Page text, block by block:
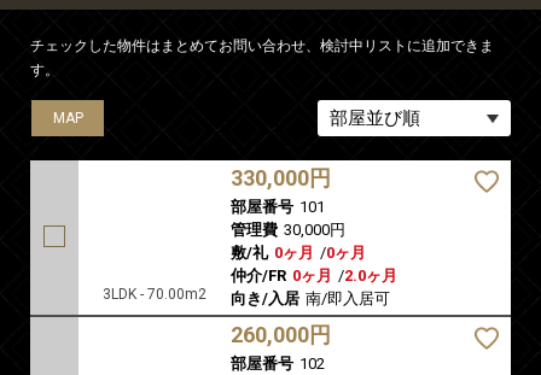
チェックした物件はまとめてお問い合わせ、検討中リストに追加できま
す。
MAP
3LDK - 70.00m2
330,000円
部屋番号 101
管理費 30,000円
敷/礼 0ヶ月 /0ヶ月
仲介/FR 0ヶ月 /2.0ヶ月
向き/入居 南/即入居可
MAP
260,000円
部屋番号 102
MAP
MAP
MAP
MAP
MAP
MAP
MAP
MAP
MAP
MAP
MAP
MAP
MAP
MAP
MAP
MAP
MAP
MAP
MAP
MAP
MAP
MAP
MAP
MAP
MAP
MAP
MAP
MAP
MAP
MAP
MAP
MAP
MAP
MAP
MAP
MAP
MAP
MAP
MAP
MAP
MAP
MAP
MAP
MAP
MAP
MAP
MAP
MAP
MAP
MAP
MAP
MAP
MAP
MAP
MAP
MAP
MAP
MAP
MAP
MAP
MAP
MAP
MAP
MAP
MAP
MAP
MAP
MAP
MAP
MAP
MAP
MAP
MAP
MAP
MAP
MAP
MAP
MAP
MAP
MAP
MAP
MAP
MAP
MAP
MAP
MAP
MAP
MAP
MAP
MAP
MAP
MAP
MAP
MAP
MAP
MAP
MAP
MAP
MAP
MAP
MAP
MAP
MAP
MAP
MAP
MAP
MAP
MAP
MAP
MAP
MAP
MAP
MAP
MAP
MAP
MAP
MAP
MAP
MAP
MAP
MAP
MAP
MAP
MAP
MAP
MAP
MAP
MAP
MAP
MAP
MAP
MAP
MAP
MAP
MAP
MAP
MAP
MAP
MAP
MAP
MAP
MAP
MAP
MAP
MAP
MAP
MAP
MAP
MAP
MAP
MAP
MAP
MAP
MAP
MAP
MAP
MAP
MAP
MAP
MAP
MAP
MAP
MAP
MAP
MAP
MAP
MAP
MAP
MAP
MAP
MAP
MAP
MAP
MAP
MAP
MAP
MAP
MAP
MAP
MAP
MAP
MAP
MAP
MAP
MAP
MAP
MAP
MAP
MAP
MAP
MAP
MAP
MAP
MAP
MAP
MAP
MAP
MAP
MAP
MAP
MAP
MAP
MAP
MAP
MAP
MAP
MAP
MAP
MAP
MAP
MAP
MAP
MAP
MAP
MAP
MAP
MAP
MAP
MAP
MAP
MAP
MAP
MAP
MAP
MAP
MAP
MAP
MAP
MAP
MAP
MAP
MAP
MAP
MAP
MAP
MAP
MAP
MAP
MAP
MAP
MAP
MAP
MAP
MAP
MAP
MAP
MAP
MAP
MAP
MAP
MAP
MAP
MAP
MAP
MAP
MAP
MAP
MAP
MAP
MAP
MAP
MAP
MAP
MAP
MAP
MAP